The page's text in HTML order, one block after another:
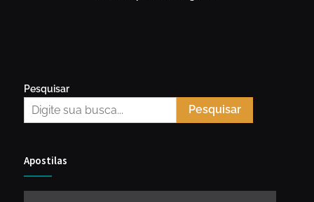
Pesquisar
Pesquisar
Apostilas